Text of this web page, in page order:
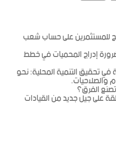
للمستثمرين على حساب شعب
إدراج المحميات في خطط
تحقيق التنمية المحلية: نحو
والصلاحيات.
الفرق؟
على جيل جديد من القيادات